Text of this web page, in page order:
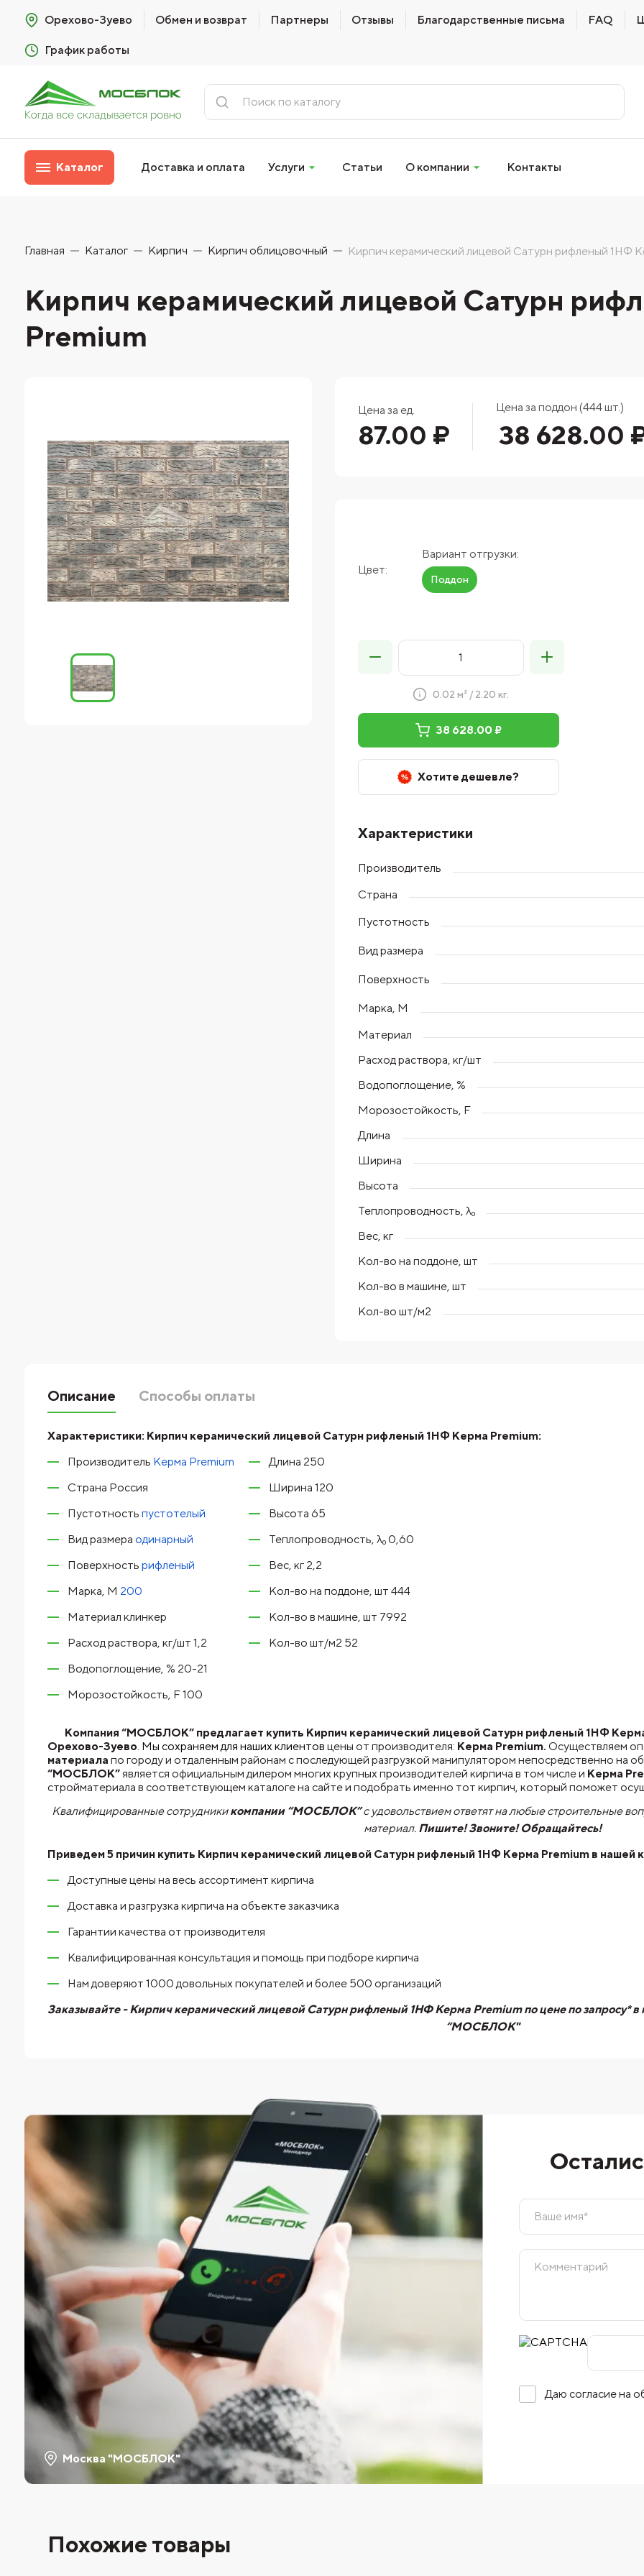
Орехово-Зуево Обмен и возврат Партнеры Отзывы Благодарственные письма FAQ
График работы
Каталог Доставка и оплата Услуги Статьи О компании Контакты
Главная Каталог Кирпич Кирпич облицовочный Кирпич керамический лицевой Сатурн рифленый 1НФ
Кирпич керамический лицевой Сатурн
Premium
Цена за ед.
87.00 ₽
Цена за поддон (444 шт.)
38 628.00
Цвет:
Вариант отгрузки:
Поддон
0.02 м² / 2.20 кг.
38 628.00 ₽
Хотите дешевле?
Характеристики
Производитель
Страна
Пустотность
Вид размера
Поверхность
Марка, М
Материал
Расход раствора, кг/шт
Водопоглощение, %
Морозостойкость, F
Длина
Ширина
Высота
Теплопроводность, λ₀
Вес, кг
Кол-во на поддоне, шт
Кол-во в машине, шт
Кол-во шт/м2
Описание Способы оплаты
Характеристики: Кирпич керамический лицевой Сатурн рифленый 1НФ Керма Premium:
Производитель Керма Premium
Страна Россия
Пустотность пустотелый
Вид размера одинарный
Поверхность рифленый
Марка, М 200
Материал клинкер
Расход раствора, кг/шт 1,2
Водопоглощение, % 20-21
Морозостойкость, F 100
Длина 250
Ширина 120
Высота 65
Теплопроводность, λ₀ 0,60
Вес, кг 2,2
Кол-во на поддоне, шт 444
Кол-во в машине, шт 7992
Кол-во шт/м2 52
Компания “МОСБЛОК” предлагает купить Кирпич керамический лицевой Сатурн рифленый 1НФ
Орехово-Зуево. Мы сохраняем для наших клиентов цены от производителя: Керма Premium. Осуществляем
материала по городу и отдаленным районам с последующей разгрузкой манипулятором непосредственно на
“МОСБЛОК”является официальным дилером многих крупных производителей кирпича в том числе и Керма
стройматериала в соответствующем каталоге на сайте и подобрать именно тот кирпич, который поможет
Квалифицированные сотрудникикомпании “МОСБЛОК”с удовольствием ответят на любые строительные
материал. Пишите! Звоните! Обращайтесь!
Приведем 5 причин купить Кирпич керамический лицевой Сатурн рифленый 1НФ Керма Premium в нашей
Доступные цены на весь ассортимент кирпича
Доставка и разгрузка кирпича на объекте заказчика
Гарантии качества от производителя
Квалифицированная консультация и помощь при подборе кирпича
Нам доверяют 1000 довольных покупателей и более 500 организаций
Заказывайте - Кирпич керамический лицевой Сатурн рифленый 1НФ Керма Premium по цене по запросу*
“МОСБЛОК"
Москва "МОСБЛОК"
Даю согласие на
Похожие товары